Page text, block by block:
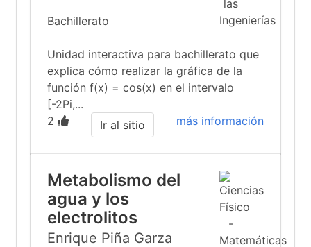
Bachillerato
Unidad interactiva para bachillerato que
explica cómo realizar la gráfica de la
función f(x) = cos(x) en el intervalo
[-2Pi,...
2
más información
Ir al sitio
Metabolismo del
agua y los
electrolitos
Enrique Piña Garza